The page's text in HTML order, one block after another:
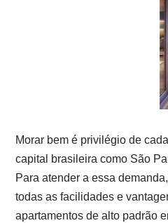
Morar bem é privilégio de
capital brasileira como São
Para atender a essa
todas as facilidades e
apartamentos de alto padrão